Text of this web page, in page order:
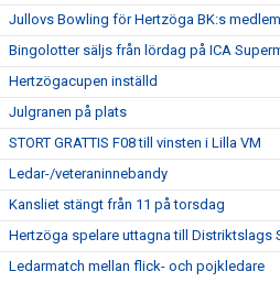
Jullovs Bowling för Hertzöga BK:s
Bingolotter säljs från lördag på ICA
Hertzögacupen inställd
Julgranen på plats
STORT GRATTIS F08 till vinsten i Lilla VM
Ledar-/veteraninnebandy
Kansliet stängt från 11 på torsdag
Hertzöga spelare uttagna till Distriktslags
Ledarmatch mellan flick- och pojkledare